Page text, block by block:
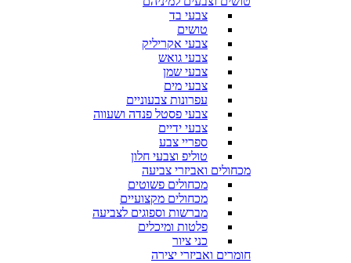
צבעי בד
טושים
צבעי אקריליק
צבעי גואש
צבעי שמן
צבעי מים
עפרונות צבעוניים
צבעי פסטל פנדה ושעווה
צבעי ידיים
ספריי צבע
טוליפ וצבעי חלון
מכחולים ואביזרי צביעה
מכחולים פשוטים
מכחולים מקצועיים
מברשות וספוגים לצביעה
פלטות ומיכלים
כני ציור
חומרים ואביזרי יצירה